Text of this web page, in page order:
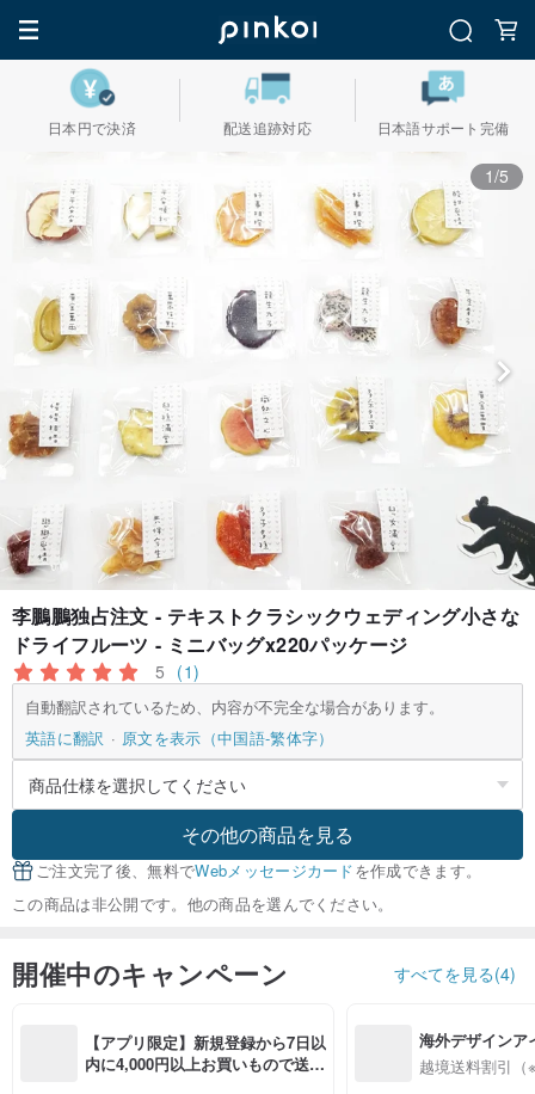
日本円で決済 配送追跡対応 日本語サポート完備
1/5
李鵬鵬独占注文 - テキストクラシックウェディング小さな
ドライフルーツ - ミニバッグx220パッケージ
5 (1)
自動翻訳されているため、内容が不完全な場合があります。
英語に翻訳
原文を表示（中国語-繁体字）
その他の商品を見る
ご注文完了後、無料でWebメッセージカードを作成できます。
この商品は非公開です。他の商品を選んでください。
開催中のキャンペーン すべてを見る(4)
【アプリ限定】新規登録から7日以
内に4,000円以上お買いもので送料
海外デザインア
入
越境送料割引（